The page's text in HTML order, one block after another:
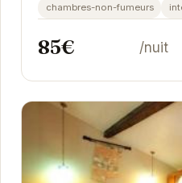
chambres-non-fumeurs
85€ /nuit